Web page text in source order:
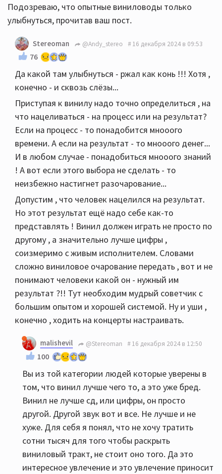
Подозреваю, что опытные виниловоды только
улыбнуться, прочитав ваш пост.
Stereoman @Andy_stereo 16 декабря 2024 в 09:53
76
Да какой там улыбнуться - ржал как конь !!! Хотя ,
конечно - и сквозь слёзы...
Приступая к винилу надо точно определиться , на
что нацеливаться - на процесс или на результат?
Если на процесс - то понадобится мнооого
времени. А если на результат - то мнооого денег...
И в любом случае - понадобиться мнооого знаний
! А вот если этого выбора не сделать - то
неизбежно настигнет разочарование...
Допустим , что человек нацелился на результат.
Но этот результат ещё надо себе как-то
представлять ! Винил должен играть не просто по
другому , а значительно лучше цифры ,
соизмеримо с живым исполнителем. Словами
сложно виниловое очарование передать , вот и не
понимают человеки какой он - нужный им
результат ?!! Тут необходим мудрый советчик с
большим опытом и хорошей системой. Ну и уши ,
конечно , ходить на концерты настраивать.
malishevil @Stereoman 16 декабря 2024 в 12:50
100
Вы из той категории людей которые уверены в
том, что винил лучше чего то, а это уже бред.
Винил не лучше сд, или цифры, он просто
другой. Другой звук вот и все. Не лучше и не
хуже. Для себя я понял, что не хочу тратить
сотни тысяч для того чтобы раскрыть
виниловый тракт, не стоит оно того. Да это
интересное увлечение и это увлечение приносит